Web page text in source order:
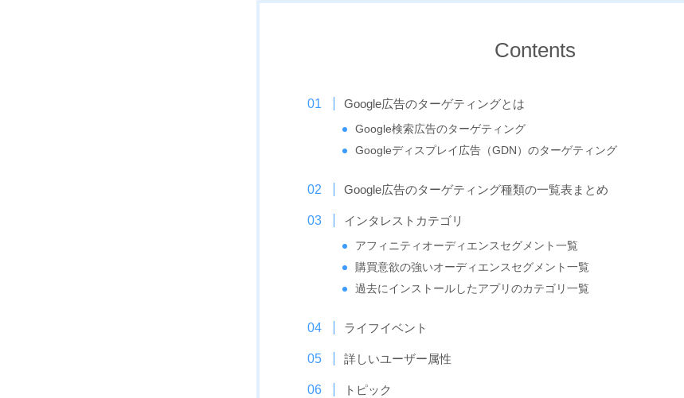
Contents
Google広告のターゲティングとは
Google検索広告のターゲティング
Googleディスプレイ広告（GDN）のターゲティング
Google広告のターゲティング種類の一覧表まとめ
インタレストカテゴリ
アフィニティオーディエンスセグメント一覧
購買意欲の強いオーディエンスセグメント一覧
過去にインストールしたアプリのカテゴリ一覧
ライフイベント
詳しいユーザー属性
トピック